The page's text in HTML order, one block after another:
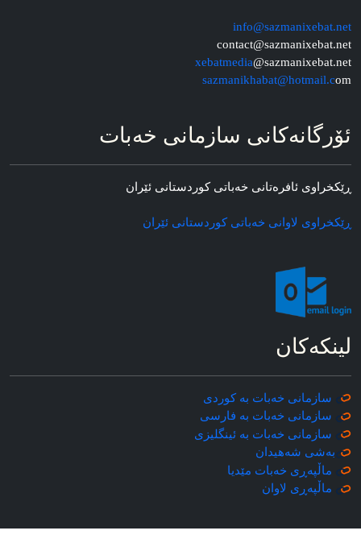
info@sazmanixebat.net
contact@sazmanixebat.net
xebatmedia@sazmanixebat.net
sazmanikhabat@hotmail.com
ئۆرگانه‌کانی سازمانی خه‌بات
ڕێکخراوی ئافره‌تانی خه‌باتی کوردستانی ئێران
ڕێکخراوی لاوانی خه‌باتی کوردستانی ئێران
لینکه‌کان
سازمانی خه‌بات به کوردی
سازمانی خه‌بات به فارسی
سازمانی خه‌بات به ئینگلیزی
به‌شی شه‌هیدان
ماڵپه‌ڕی خه‌بات مێدیا
ماڵپه‌ڕی لاوان